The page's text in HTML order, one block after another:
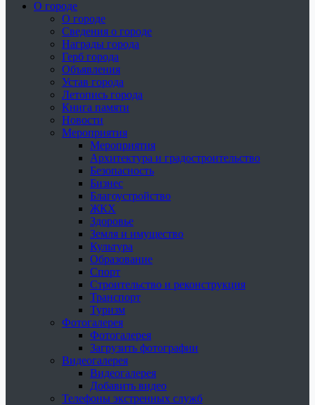
О городе
О городе
Сведения о городе
Награды города
Герб города
Объявления
Устав города
Летопись города
Книга памяти
Новости
Мероприятия
Мероприятия
Архитектура и градостроительство
Безопасность
Бизнес
Благоустройство
ЖКХ
Здоровье
Земля и имущество
Культура
Образование
Спорт
Строительство и реконструкция
Транспорт
Туризм
Фотогалерея
Фотогалерея
Загрузить фотографии
Видеогалерея
Видеогалерея
Добавить видео
Телефоны экстренных служб